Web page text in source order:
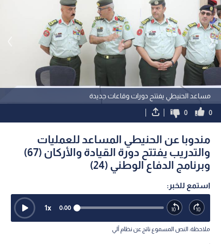
مساعد الحنيطي يفتتح دورات وقاعات جديدة
0
0
مندوبا عن الحنيطي المساعد للعمليات
والتدريب يفتتح دورة القيادة والأركان (67)
وبرنامج الدفاع الوطني (24)
استمع للخبر:
0:00
1x
ملاحظة: النص المسموع ناتج عن نظام آلي